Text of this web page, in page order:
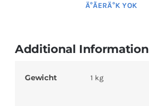
Ä°ÃERÄ°K YOK
Additional Information
Gewicht 1 kg